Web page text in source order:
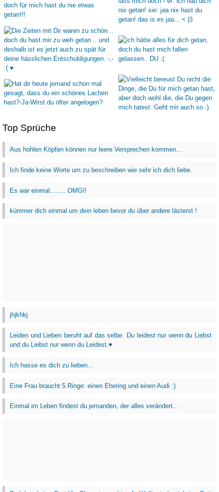
Top Sprüche
Aus hohlen Köpfen können nur leere Versprechen kommen...
Ich finde keine Worte um zu beschreiben wie sehr ich dich liebe.
Es war einmal........ OMG!!
kümmer dich einmal um dein leben bevor du über andere lästerst !
jhjkhkj
Leiden und Lieben beruht auf das selbe. Du leidest nur wenn du Liebst
und du Liebst nur wenn du Leidest.♥
Ich hasse es dich zu lieben...
Eine Frau braucht 5 Ringe: einen Ehering und einen Audi :)
Einmal im Leben findest du jemanden, der alles verändert...